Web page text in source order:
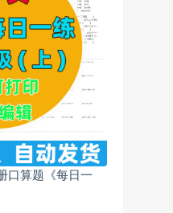
口算题《每日一